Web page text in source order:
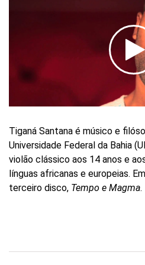
Tiganá Santana é músico e
Universidade Federal da Bahia
violão clássico aos 14 anos e
línguas africanas e europeias.
terceiro disco, Tempo e Magma.